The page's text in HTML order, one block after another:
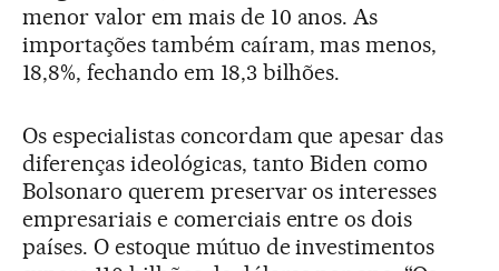
menor valor em mais de 10 anos. As
importações também caíram, mas menos,
18,8%, fechando em 18,3 bilhões.
Os especialistas concordam que apesar das
diferenças ideológicas, tanto Biden como
Bolsonaro querem preservar os interesses
empresariais e comerciais entre os dois
países. O estoque mútuo de investimentos